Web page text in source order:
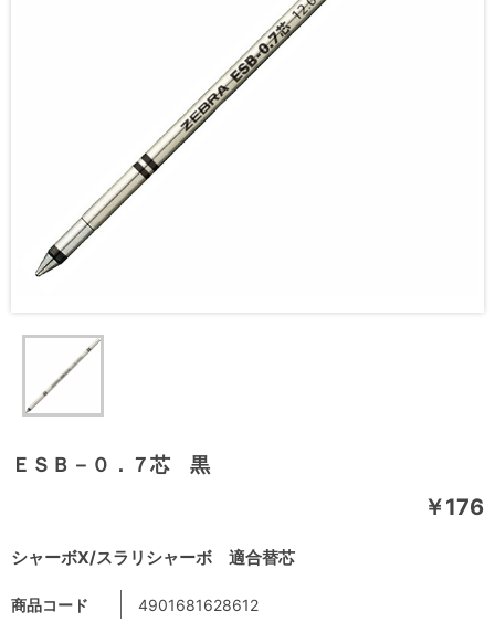
ＥＳＢ－０．７芯 黒
シャーボX/スラリシャーボ 適合替芯
￥176
商品コード 4901681628612